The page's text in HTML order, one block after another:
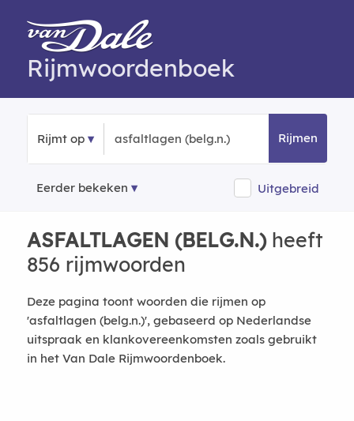
Rijmwoordenboek
Rijmt op Rijmen
Eerder bekeken Uitgebreid
ASFALTLAGEN (BELG.N.)heeft
856 rijmwoorden
Deze pagina toont woorden die rijmen op
'asfaltlagen (belg.n.)', gebaseerd op Nederlandse
uitspraak en klankovereenkomsten zoals gebruikt
in het Van Dale Rijmwoordenboek.